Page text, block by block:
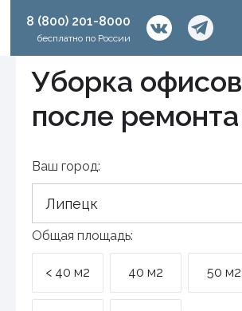
8 (800) 201-8000
бесплатно по России
Уборка офисов
после ремонта
Ваш город:
Общая площадь:
< 40 м2 40 м2 50 м2